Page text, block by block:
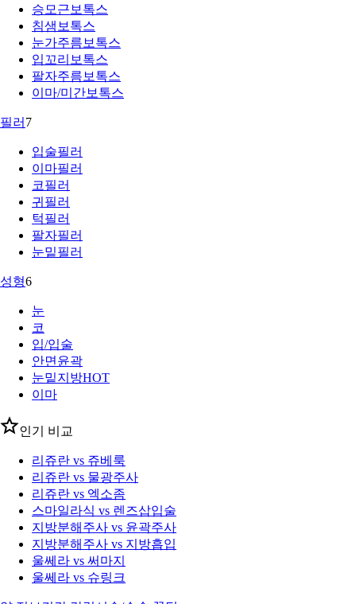
승모근보톡스
침샘보톡스
눈가주름보톡스
입꼬리보톡스
팔자주름보톡스
이마/미간보톡스
필러 7
입술필러
이마필러
코필러
귀필러
턱필러
팔자필러
눈밑필러
성형6
눈
코
입/입술
안면윤곽
눈밑지방HOT
이마
인기 비교
리쥬란 vs 쥬베룩
리쥬란 vs 물광주사
리쥬란 vs 엑소좀
스마일라식 vs 렌즈삽입술
지방분해주사 vs 윤곽주사
지방분해주사 vs 지방흡입
울쎄라 vs 써마지
울쎄라 vs 슈링크